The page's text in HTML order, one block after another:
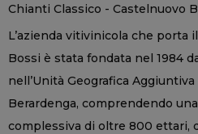
Chianti Classico - Castelnuovo
L’azienda vitivinicola che porta
Bossi è stata fondata nel 1984
nell’Unità Geografica
Berardenga, comprendendo
complessiva di oltre 800 ettari,